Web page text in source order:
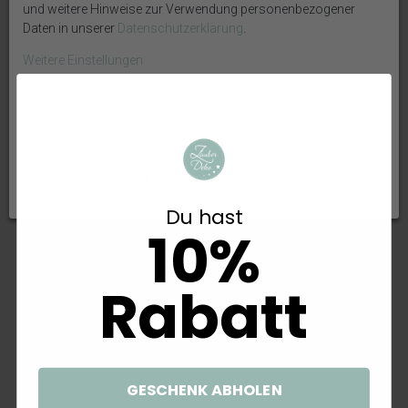
cm – Maritime Deko, Streudeko,
Mini Sukkulente künstlich Glas
Tischdeko Kommunion Hochzeit
Mini Sukkulente künstlich Glas
Tischdekoration Büro Deko
und weitere Hinweise zur Verwendung personenbezogener
Daten in unserer Daten­schutz­erklärung
Weitere Einstellungen
Alle ablehnen
Auswahl akzeptieren
Du hast
10%
Rabatt
GESCHENK ABHOLEN